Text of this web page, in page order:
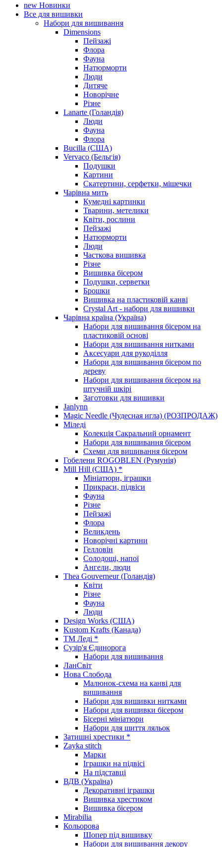
new Новинки
Все для вишивки
Набори для вишивання
Dimensions
Пейзажі
Флора
Фауна
Натюрморти
Люди
Дитяче
Новорічне
Різне
Lanarte (Голандія)
Люди
Фауна
Флора
Bucilla (США)
Vervaco (Бельгія)
Подушки
Картини
Скатертини, серфетки, мішечки
Чарiвна мить
Кумедні картинки
Тварини, метелики
Квіти, рослини
Пейзажі
Натюрморти
Люди
Часткова вишивка
Різне
Вишивка бісером
Подушки, серветки
Брошки
Вишивка на пластиковій канві
Crystal Art - набори для вишивки
Чарівна країна (Україна)
Набори для вишивання бісером на
пластиковій основі
Набори для вишивання нитками
Аксесуари для рукоділля
Набори для вишивання бісером по
дереву
Набори для вишивання бісером на
штучній шкірі
Заготовки для вишивки
Janlynn
Magic Needle (Чудесная игла) (РОЗПРОДАЖ)
Міледі
Колекція Сакральний орнамент
Набори для вишивання бісером
Схеми для вишивання бісером
Гобелени ROGOBLEN (Румунія)
Mill Hill (США) *
Мініатюри, іграшки
Прикраси, підвіси
Фауна
Різне
Пейзажі
Флора
Великдень
Новорічні картини
Гелловін
Солодощі, напої
Ангели, люди
Thea Gouverneur (Голандія)
Квіти
Різне
Фауна
Люди
Design Works (США)
Kustom Krafts (Канада)
ТМ Леді *
Сузір'я Єдинорога
Набори для вишивання
ЛанСвіт
Нова Слобода
Малюнок-схема на канві для
вишивання
Набори для вишивки нитками
Набори для вишивки бісером
Бісерні мініатюри
Набори для шиття ляльок
Затишні хрестики *
Zayka stitch
Марки
Іграшки на підвісі
На підставці
ВДВ (Україна)
Декоративні іграшки
Вишивка хрестиком
Вишивка бісером
Mirabilia
Кольорова
Шопер під вишивку
Набори для вишивання декору